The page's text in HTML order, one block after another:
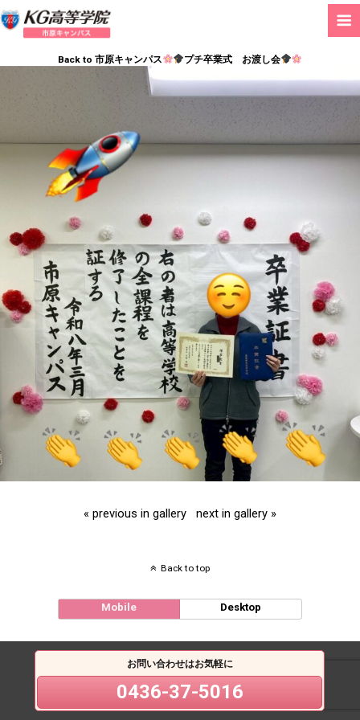
Back to 市原キャンパス プチ卒業式 お渡し会
« previous in gallery next in gallery »
Back to top
Mobile Desktop
お問い合わせはお気軽に
0436-37-5016